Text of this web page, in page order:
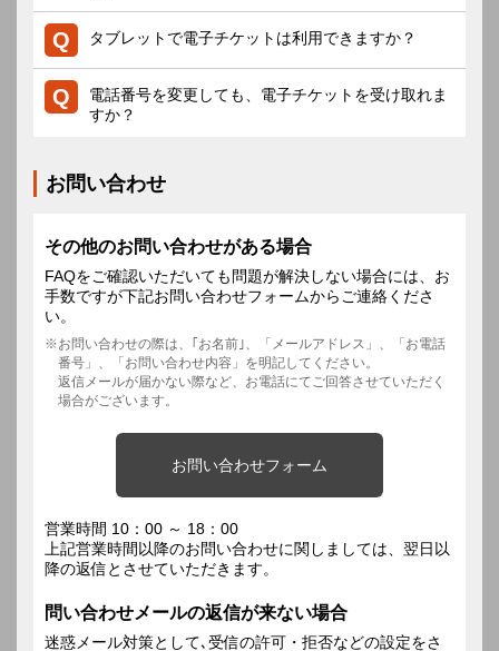
タブレットで電子チケットは利用できますか？
電話番号を変更しても、電子チケットを受け取れま
すか？
お問い合わせ
その他のお問い合わせがある場合
FAQをご確認いただいても問題が解決しない場合には、お
手数ですが下記お問い合わせフォームからご連絡くださ
い。
お問い合わせの際は、｢お名前｣、「メールアドレス」、「お電話
番号」、「お問い合わせ内容」を明記してください。
返信メールが届かない際など、お電話にてご回答させていただく
場合がございます。
お問い合わせフォーム
営業時間 10：00 ～ 18：00
上記営業時間以降のお問い合わせに関しましては、翌日以
降の返信とさせていただきます。
問い合わせメールの返信が来ない場合
迷惑メール対策として､受信の許可・拒否などの設定をさ